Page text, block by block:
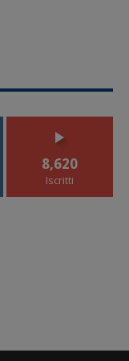
8,620
Iscritti